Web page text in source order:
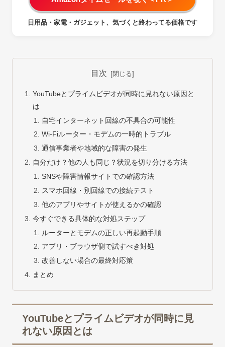
日用品・家電・ガジェット、気づくと終わってる価格です
目次
YouTubeとプライムビデオが同時に見れない原因と
は
自宅インターネット回線の不具合の可能性
Wi-Fiルーター・モデムの一時的トラブル
通信事業者や地域的な障害の発生
自分だけ？他の人も同じ？状況を切り分ける方法
SNSや障害情報サイトでの確認方法
スマホ回線・別回線での接続テスト
他のアプリやサイトが使えるかの確認
今すぐできる具体的な対処ステップ
ルーターとモデムの正しい再起動手順
アプリ・ブラウザ側で試すべき対処
改善しない場合の最終対応策
まとめ
YouTubeとプライムビデオが同時に見
れない原因とは